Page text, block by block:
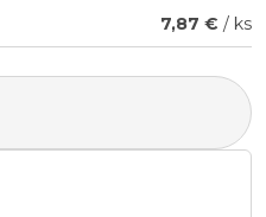
7,87 € / ks